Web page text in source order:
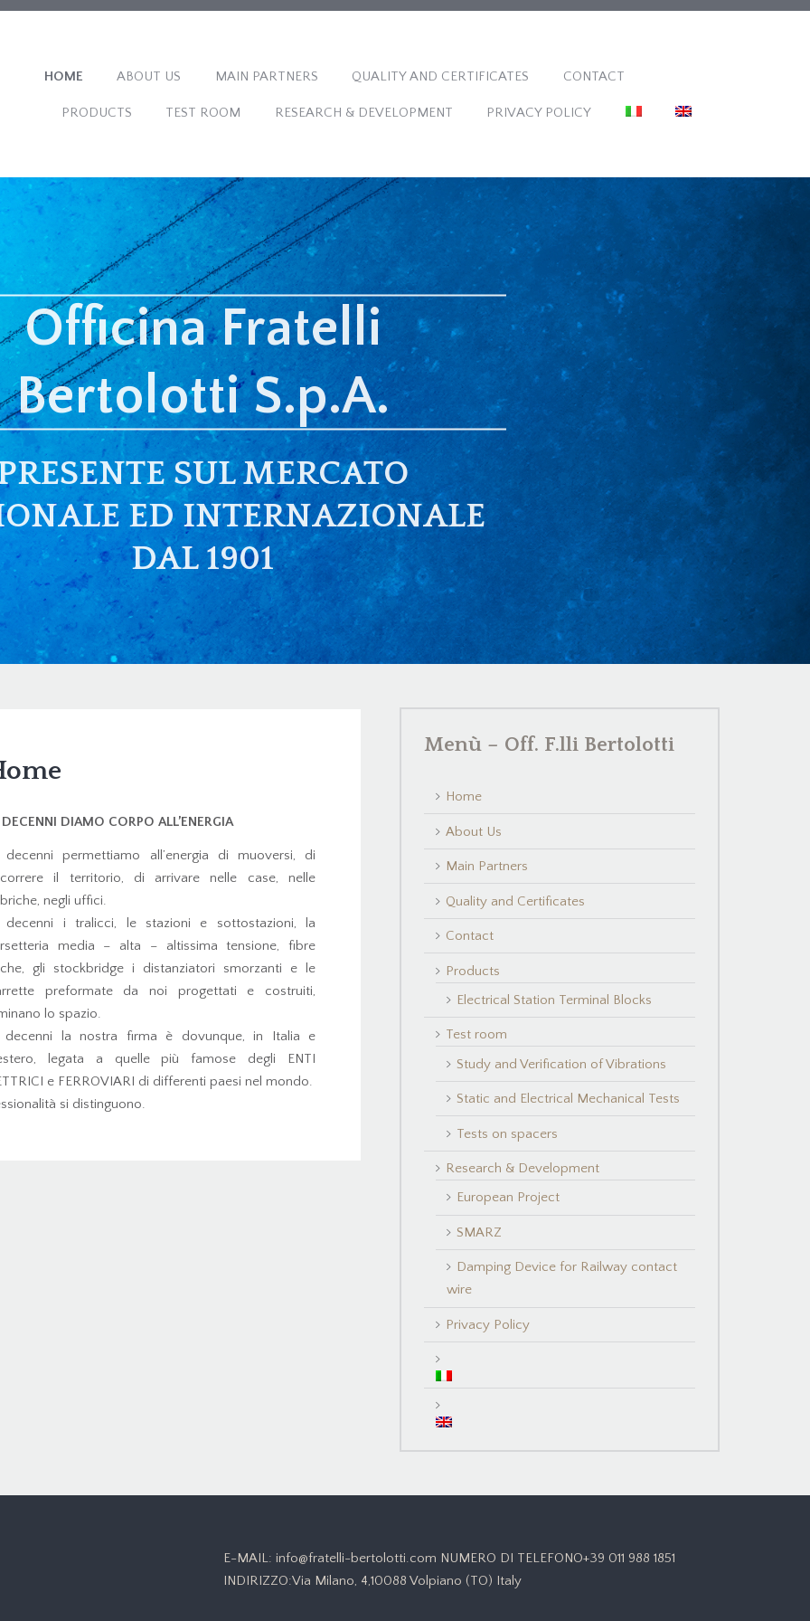
HOME ABOUT US MAIN PARTNERS QUALITY AND CERTIFICATES CONTACT
PRODUCTS TEST ROOM RESEARCH & DEVELOPMENT PRIVACY POLICY
Officina Fratelli
Bertolotti S.p.A.
SUL MERCATO
ED INTERNAZIONALE
DAL 1901
DIAMO CORPO ALL’ENERGIA
decenni permettiamo all’energia di muoversi, di
il territorio, di arrivare nelle case, nelle
negli uffici.
decenni i tralicci, le stazioni e sottostazioni, la
media – alta – altissima tensione, fibre
gli stockbridge i distanziatori smorzanti e le
preformate da noi progettati e costruiti,
lo spazio.
decenni la nostra firma è dovunque, in Italia e
legata a quelle più famose degli ENTI
e FERROVIARI di differenti paesi nel mondo.
si distinguono.
Menù – Off. F.lli Bertolotti
Home
About Us
Main Partners
Quality and Certificates
Contact
Products
Electrical Station Terminal Blocks
Test room
Study and Verification of Vibrations
Static and Electrical Mechanical Tests
Tests on spacers
Research & Development
European Project
SMARZ
Damping Device for Railway contact
wire
Privacy Policy
E-MAIL: info@fratelli-bertolotti.com NUMERO DI TELEFONO+39 011 988 1851
INDIRIZZO:Via Milano, 4,10088 Volpiano (TO) Italy